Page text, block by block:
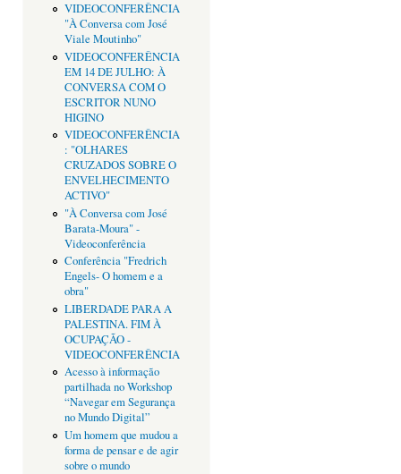
VIDEOCONFERÊNCIA
"À Conversa com José
Viale Moutinho"
VIDEOCONFERÊNCIA
EM 14 DE JULHO: À
CONVERSA COM O
ESCRITOR NUNO
HIGINO
VIDEOCONFERÊNCIA
: "OLHARES
CRUZADOS SOBRE O
ENVELHECIMENTO
ACTIVO"
"À Conversa com José
Barata-Moura" -
Videoconferência
Conferência "Fredrich
Engels- O homem e a
obra"
LIBERDADE PARA A
PALESTINA. FIM À
OCUPAÇÃO -
VIDEOCONFERÊNCIA
Acesso à informação
partilhada no Workshop
“Navegar em Segurança
no Mundo Digital”
Um homem que mudou a
forma de pensar e de agir
sobre o mundo